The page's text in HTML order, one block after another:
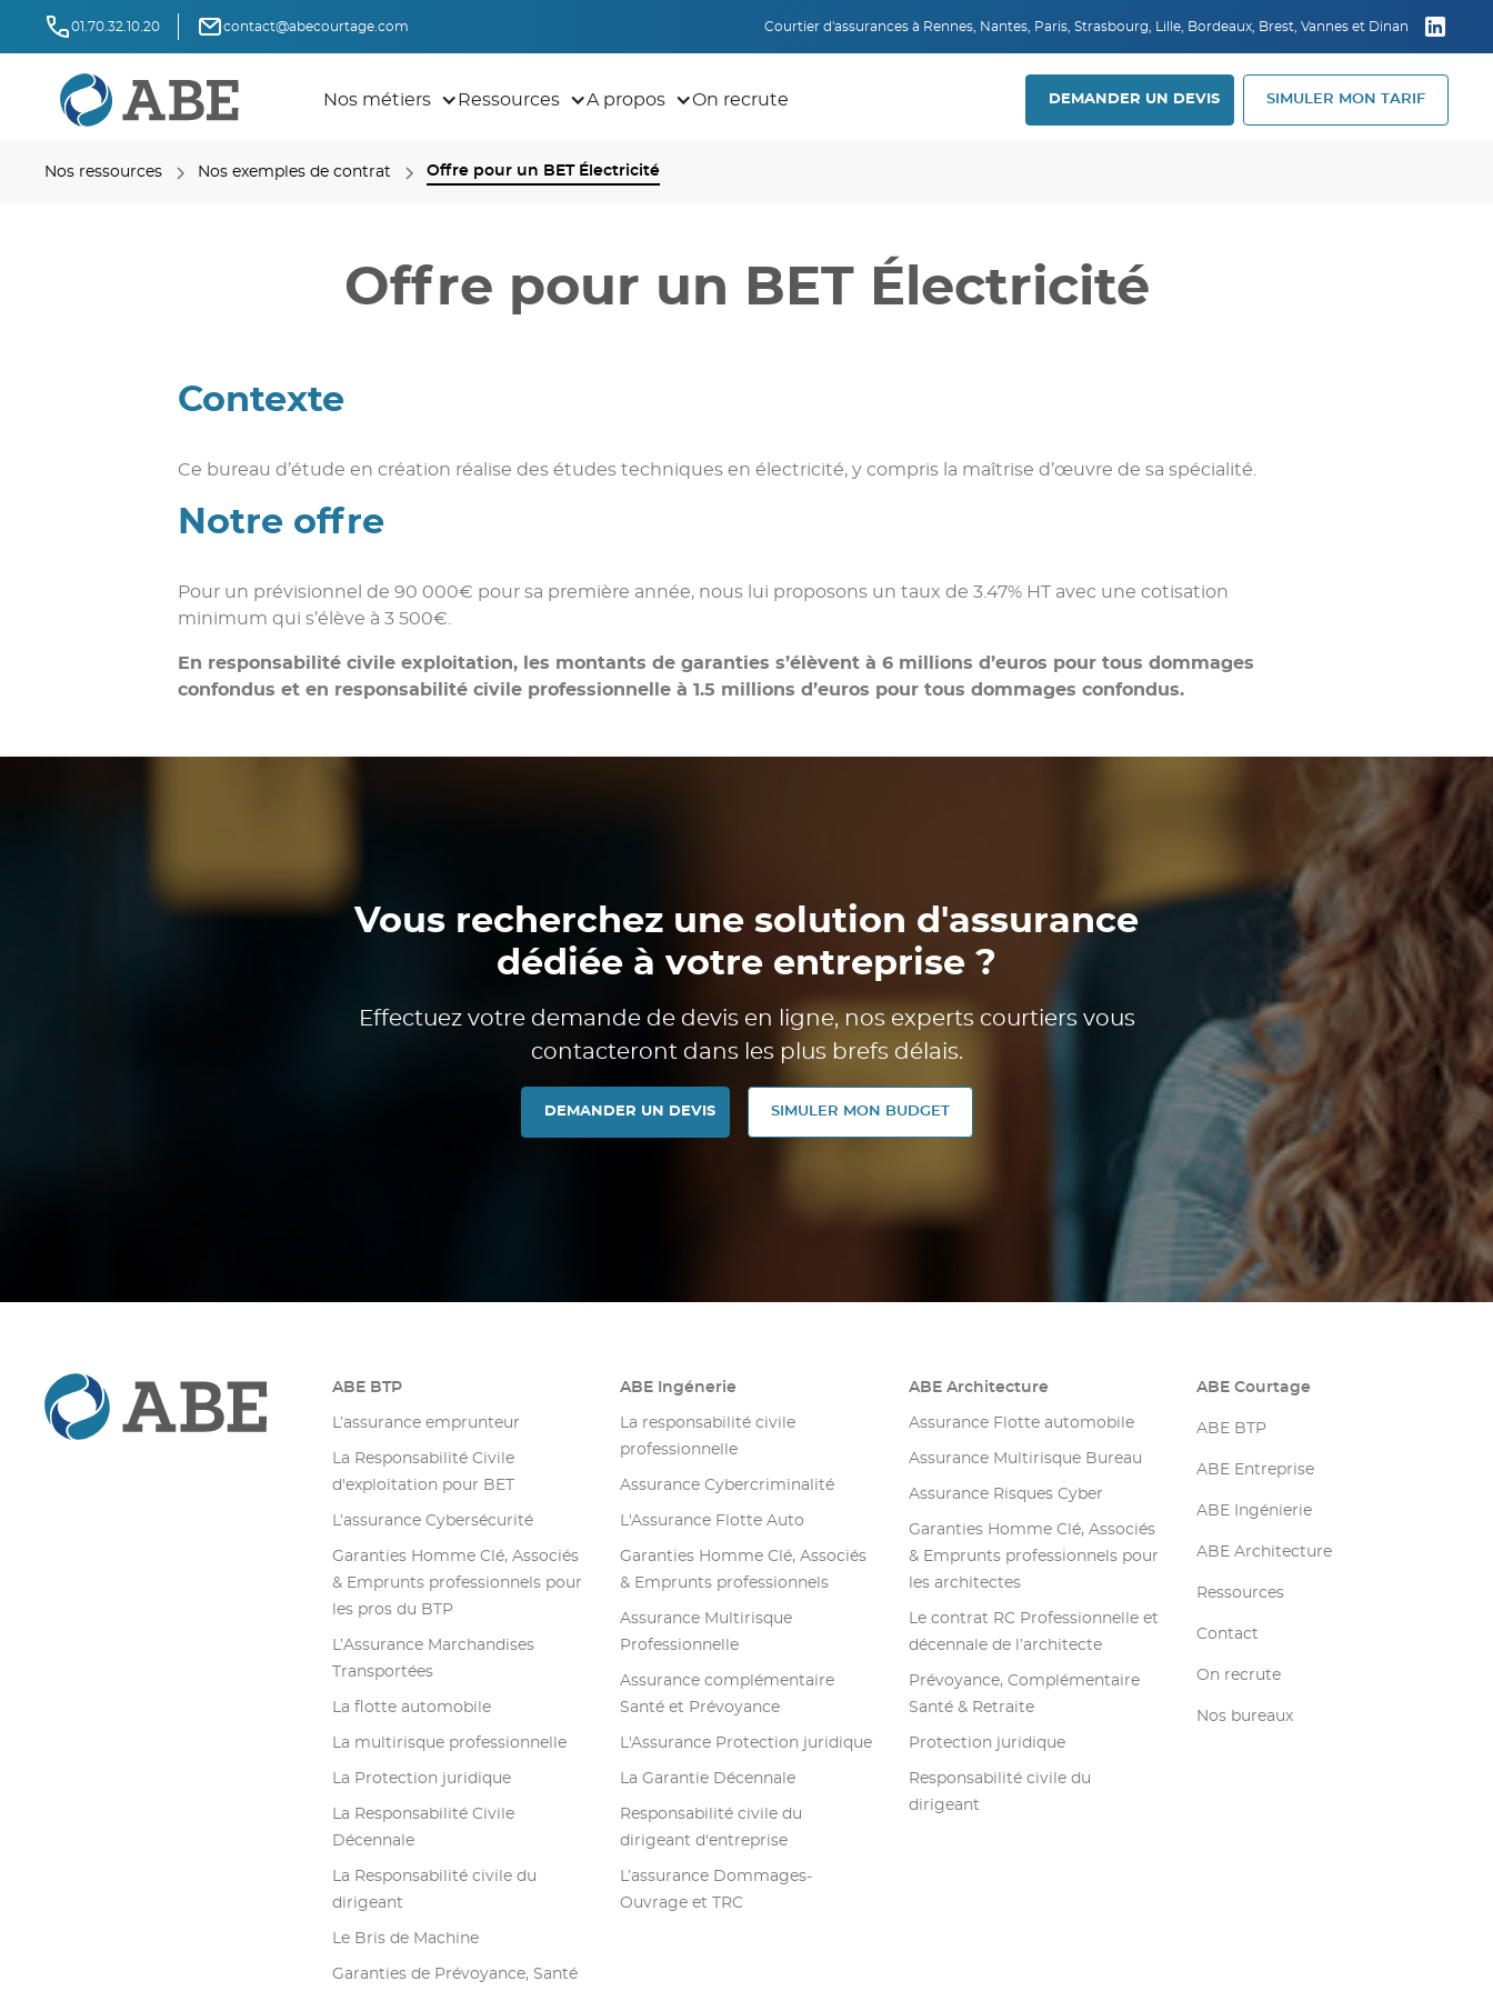
01.70.32.10.20 contact@abecourtage.com Courtier d'assurances à Rennes, Nantes, Paris, Strasbourg, Lille, Bordeaux, Brest, Vannes et Dinan
Nos métiers Ressources A propos On recrute DEMANDER UN DEVIS SIMULER MON TARIF
Nos ressources Nos exemples de contrat Offre pour un BET Électricité
Offre pour un BET Électricité
Contexte
Ce bureau d’étude en création réalise des études techniques en électricité, y compris la maîtrise d’œuvre de sa spécialité.
Notre offre
Pour un prévisionnel de 90 000€ pour sa première année, nous lui proposons un taux de 3.47% HT avec une cotisation
minimum qui s’élève à 3 500€.
En responsabilité civile exploitation, les montants de garanties s’élèvent à 6 millions d’euros pour tous dommages
confondus et en responsabilité civile professionnelle à 1.5 millions d’euros pour tous dommages confondus.
Vous recherchez une solution d'assurance
dédiée à votre entreprise ?
Effectuez votre demande de devis en ligne, nos experts courtiers vous
contacteront dans les plus brefs délais.
DEMANDER UN DEVIS SIMULER MON BUDGET
ABE BTP
L’assurance emprunteur
La Responsabilité Civile
d'exploitation pour BET
L’assurance Cybersécurité
Garanties Homme Clé, Associés
& Emprunts professionnels pour
les pros du BTP
L’Assurance Marchandises
Transportées
La flotte automobile
La multirisque professionnelle
La Protection juridique
La Responsabilité Civile
Décennale
La Responsabilité civile du
dirigeant
Le Bris de Machine
Garanties de Prévoyance, Santé
ABE Ingénerie
La responsabilité civile
professionnelle
Assurance Cybercriminalité
L'Assurance Flotte Auto
Garanties Homme Clé, Associés
& Emprunts professionnels
Assurance Multirisque
Professionnelle
Assurance complémentaire
Santé et Prévoyance
L'Assurance Protection juridique
La Garantie Décennale
Responsabilité civile du
dirigeant d'entreprise
L’assurance Dommages-
Ouvrage et TRC
ABE Architecture
Assurance Flotte automobile
Assurance Multirisque Bureau
Assurance Risques Cyber
Garanties Homme Clé, Associés
& Emprunts professionnels pour
les architectes
Le contrat RC Professionnelle et
décennale de l’architecte
Prévoyance, Complémentaire
Santé & Retraite
Protection juridique
Responsabilité civile du
dirigeant
ABE Courtage
ABE BTP
ABE Entreprise
ABE Ingénierie
ABE Architecture
Ressources
Contact
On recrute
Nos bureaux